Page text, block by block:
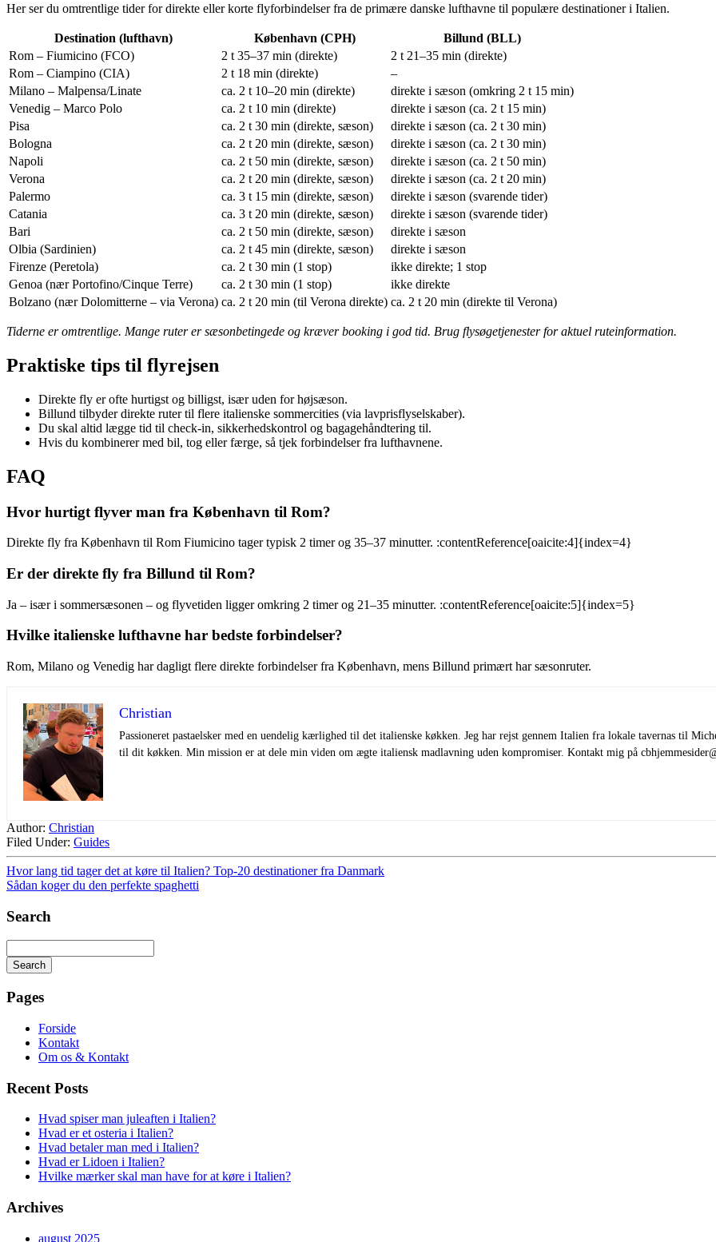
Her ser du omtrentlige tider for direkte eller korte flyforbindelser fra de primære danske lufthavne til populære destinationer i Italien.
Destination (lufthavn) København (CPH)
Billund (BLL)
Rom – Fiumicino (FCO)
2 t 35–37 min (direkte)
2 t 21–35 min (direkte)
Rom – Ciampino (CIA)
2 t 18 min (direkte)
–
Milano – Malpensa/Linate
ca. 2 t 10–20 min (direkte)
direkte i sæson (omkring 2 t 15 min)
Venedig – Marco Polo
ca. 2 t 10 min (direkte)
direkte i sæson (ca. 2 t 15 min)
Pisa
ca. 2 t 30 min (direkte, sæson)
direkte i sæson (ca. 2 t 30 min)
Bologna
ca. 2 t 20 min (direkte, sæson)
direkte i sæson (ca. 2 t 30 min)
Napoli
ca. 2 t 50 min (direkte, sæson)
direkte i sæson (ca. 2 t 50 min)
Verona
ca. 2 t 20 min (direkte, sæson)
direkte i sæson (ca. 2 t 20 min)
Palermo
ca. 3 t 15 min (direkte, sæson)
direkte i sæson (svarende tider)
Catania
ca. 3 t 20 min (direkte, sæson)
direkte i sæson (svarende tider)
Bari
ca. 2 t 50 min (direkte, sæson)
direkte i sæson
Olbia (Sardinien)
ca. 2 t 45 min (direkte, sæson)
direkte i sæson
Firenze (Peretola)
ca. 2 t 30 min (1 stop)
ikke direkte; 1 stop
Genoa (nær Portofino/Cinque Terre)
ca. 2 t 30 min (1 stop)
ikke direkte
Bolzano (nær Dolomitterne – via Verona) ca. 2 t 20 min (til Verona direkte) ca. 2 t 20 min (direkte til Verona)
Tiderne er omtrentlige. Mange ruter er sæsonbetingede og kræver booking i god tid. Brug flysøgetjenester for aktuel ruteinformation.
Praktiske tips til flyrejsen
Direkte fly er ofte hurtigst og billigst, især uden for højsæson.
Billund tilbyder direkte ruter til flere italienske sommercities (via lavprisflyselskaber).
Du skal altid lægge tid til check-in, sikkerhedskontrol og bagagehåndtering til.
Hvis du kombinerer med bil, tog eller færge, så tjek forbindelser fra lufthavnene.
FAQ
Hvor hurtigt flyver man fra København til Rom?
Direkte fly fra København til Rom Fiumicino tager typisk 2 timer og 35–37 minutter. :contentReference[oaicite:4]{index=4}
Er der direkte fly fra Billund til Rom?
Ja – især i sommersæsonen – og flyvetiden ligger omkring 2 timer og 21–35 minutter. :contentReference[oaicite:5]{index=5}
Hvilke italienske lufthavne har bedste forbindelser?
Rom, Milano og Venedig har dagligt flere direkte forbindelser fra København, mens Billund primært har sæsonruter.
Christian
Passioneret pastaelsker med en uendelig kærlighed til det italienske køkken. Jeg har rejst gennem Italien fra lokale tavernas til
til dit køkken. Min mission er at dele min viden om ægte italiensk madlavning uden kompromiser. Kontakt mig på
Author: Christian
Filed Under: Guides
Hvor lang tid tager det at køre til Italien? Top‑20 destinationer fra Danmark
Sådan koger du den perfekte spaghetti
Search
Search
is
progress
Pages
Forside
Kontakt
Om os & Kontakt
Recent Posts
Hvad spiser man juleaften i Italien?
Hvad er et osteria i Italien?
Hvad betaler man med i Italien?
Hvad er Lidoen i Italien?
Hvilke mærker skal man have for at køre i Italien?
Archives
august 2025